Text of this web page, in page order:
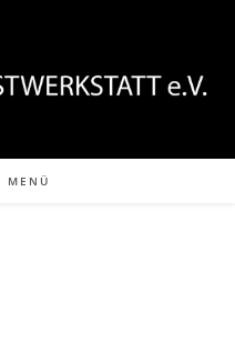
MENÜ